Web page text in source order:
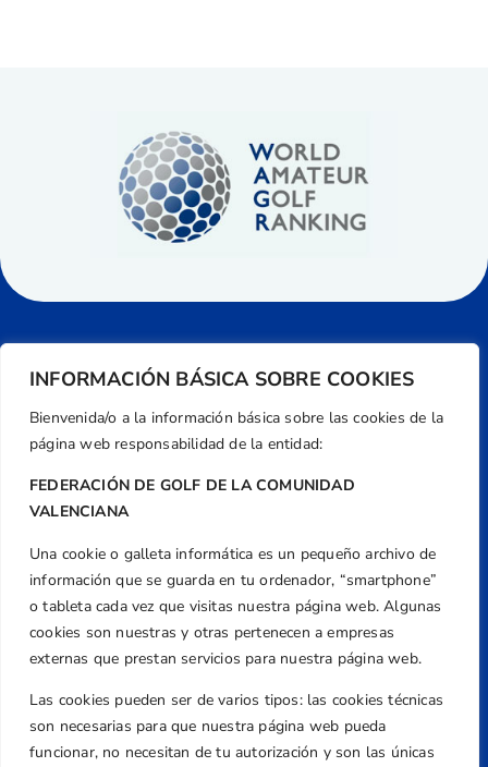
INFORMACIÓN BÁSICA SOBRE COOKIES
Bienvenida/o a la información básica sobre las cookies de la
página web responsabilidad de la entidad:
FEDERACIÓN DE GOLF DE LA COMUNIDAD
VALENCIANA
Una cookie o galleta informática es un pequeño archivo de
información que se guarda en tu ordenador, “smartphone”
o tableta cada vez que visitas nuestra página web. Algunas
cookies son nuestras y otras pertenecen a empresas
externas que prestan servicios para nuestra página web.
Las cookies pueden ser de varios tipos: las cookies técnicas
son necesarias para que nuestra página web pueda
funcionar, no necesitan de tu autorización y son las únicas
Dirección
Centre de L´Esport, Carrer d'Isaac Peral i
Caballero, Nº 5, Despachos 2 y 3, 46980,
Valencia
+34 961 367 799
Email